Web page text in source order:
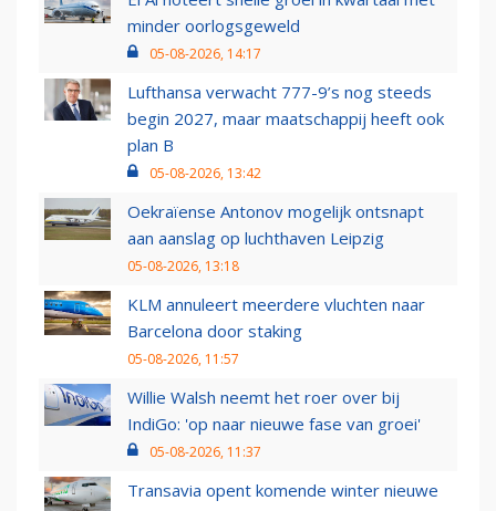
minder oorlogsgeweld
05-08-2026, 14:17
Lufthansa verwacht 777-9’s nog steeds
begin 2027, maar maatschappij heeft ook
plan B
05-08-2026, 13:42
Oekraïense Antonov mogelijk ontsnapt
aan aanslag op luchthaven Leipzig
05-08-2026, 13:18
KLM annuleert meerdere vluchten naar
Barcelona door staking
05-08-2026, 11:57
Willie Walsh neemt het roer over bij
IndiGo: 'op naar nieuwe fase van groei'
05-08-2026, 11:37
Transavia opent komende winter nieuwe